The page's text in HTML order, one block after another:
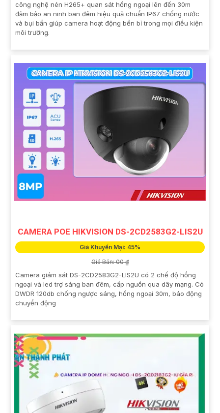
công nghệ nén H265+ quan sát hồng ngoại lên đến 30m
đảm bảo an ninh ban đêm hiệu quả chuẩn IP67 chống nước
và bụi bẩn giúp camera hoạt động bền bỉ trong mọi điều kiện
môi trường.
CAMERA POE HIKVISION DS-2CD2583G2-LIS2U
Giá Khuyến Mại: 45%
Giá Bán: 00 ₫
Camera giám sát DS-2CD2583G2-LIS2U có 2 chế độ hồng
ngoại và led trợ sáng ban đêm, cấp nguồn qua dây mạng. Có
DWDR 120db chống ngược sáng, hồng ngoại 30m, báo động
chuyển động